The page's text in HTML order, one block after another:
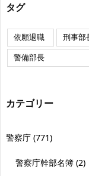
タグ
依願退職 刑事部
警備部長
カテゴリー
警察庁 (771)
警察庁幹部名簿 (2)